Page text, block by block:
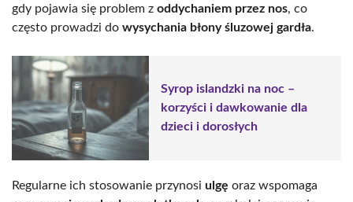
gdy pojawia się problem z oddychaniem przez nos, co
często prowadzi do wysychania błony śluzowej gardła.
Syrop islandzki na noc –
korzyści i dawkowanie dla
dzieci i dorosłych
Regularne ich stosowanie przynosi ulgę oraz wspomaga